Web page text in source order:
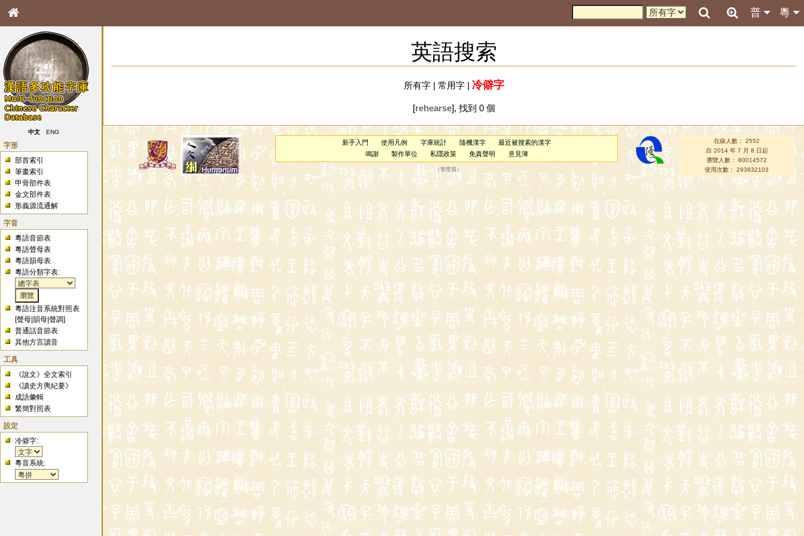
粵
普
中文 ENG
字形
部首索引
筆畫索引
甲骨部件表
金文部件表
形義源流通解
字音
粵語音節表
粵語聲母表
粵語韻母表
粵語分類字表:
粵語注音系統對照表
[聲母 |韻母 |聲調]
普通話音節表
其他方言讀音
工具
《說文》全文索引
《讀史方輿紀要》
成語彙輯
繁簡對照表
設定
冷僻字:
粵音系統:
英語搜索
所有字| 常用字| 冷僻字
[rehearse], 找到 0 個
新手入門 使用凡例 字庫統計 隨機漢字
最近被搜索的漢字
鳴謝
製作單位 私隱政策 免責聲明 意見簿
（管理員 ）
在線人數： 2552
自 2014 年 7 月 8 日起
瀏覽人數： 80014572
使用次數： 293832103